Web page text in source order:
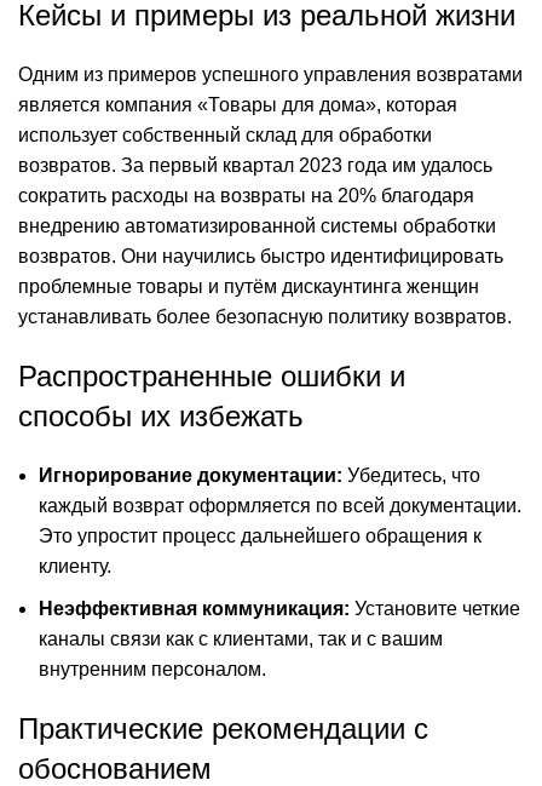
Кейсы и примеры из реальной жизни
Одним из примеров успешного управления возвратами
является компания «Товары для дома», которая
использует собственный склад для обработки
возвратов. За первый квартал 2023 года им удалось
сократить расходы на возвраты на 20% благодаря
внедрению автоматизированной системы обработки
возвратов. Они научились быстро идентифицировать
проблемные товары и путём дискаунтинга женщин
устанавливать более безопасную политику возвратов.
Распространенные ошибки и
способы их избежать
Игнорирование документации: Убедитесь, что
каждый возврат оформляется по всей документации.
Это упростит процесс дальнейшего обращения к
клиенту.
Неэффективная коммуникация: Установите четкие
каналы связи как с клиентами, так и с вашим
внутренним персоналом.
Практические рекомендации с
обоснованием